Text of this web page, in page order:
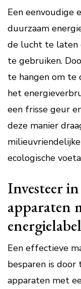
Een eenvoudige
duurzaam
de lucht te laten
te gebruiken.
te hangen om te
het
een frisse geur
deze manier
ecologische
Investeer
apparaten
Een effectieve
besparen is
apparaten met